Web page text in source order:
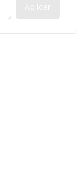
Aplicar